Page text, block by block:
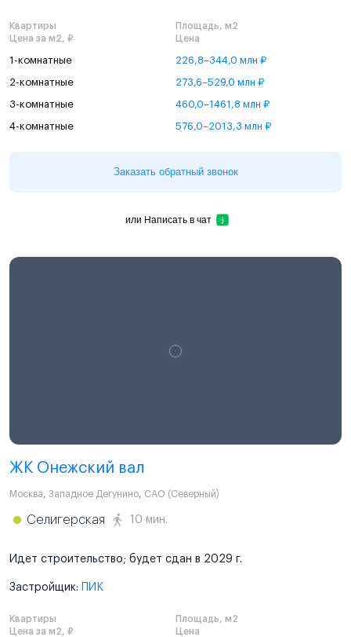
Квартиры
Площадь, м2
Цена за м2, ₽
Цена
1-комнатные 226,8–344,0 млн ₽
2-комнатные 273,6–529,0 млн ₽
3-комнатные 460,0–1461,8 млн ₽
4-комнатные 576,0–2013,3 млн ₽
Заказать обратный звонок
или Написать в чат
ЖК Онежский вал
Москва, Западное Дегунино, САО (Северный)
Селигерская 10 мин.
Идет строительство; будет сдан в 2029 г.
Застройщик: ПИК
Квартиры
Площадь, м2
Цена за м2, ₽
Цена